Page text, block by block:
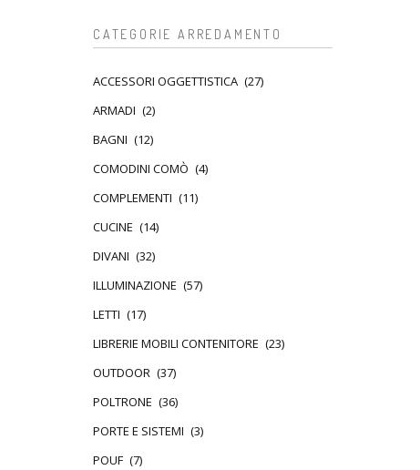
CATEGORIE ARREDAMENTO
ACCESSORI OGGETTISTICA (27)
ARMADI (2)
BAGNI (12)
COMODINI COMÒ (4)
COMPLEMENTI (11)
CUCINE (14)
DIVANI (32)
ILLUMINAZIONE (57)
LETTI (17)
LIBRERIE MOBILI CONTENITORE (23)
OUTDOOR (37)
POLTRONE (36)
PORTE E SISTEMI (3)
POUF (7)